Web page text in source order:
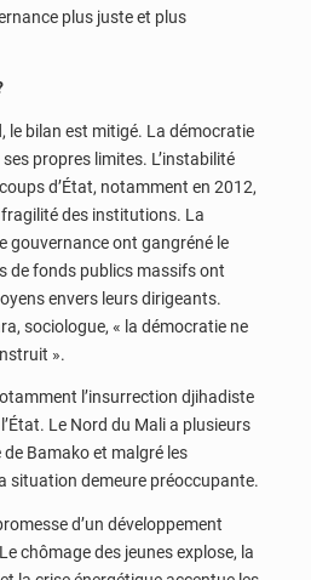
plus juste et plus
le bilan est mitigé. La démocratie
propres limites. L’instabilité
d’État, notamment en 2012,
des institutions. La
gouvernance ont gangréné le
de fonds publics massifs ont
envers leurs dirigeants.
sociologue, « la démocratie ne
».
l’insurrection djihadiste
Le Nord du Mali a plusieurs
Bamako et malgré les
situation demeure préoccupante.
d’un développement
chômage des jeunes explose, la